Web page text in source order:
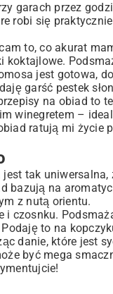
garach przez
robi się
to, co akurat
koktajlowe.
jest gotowa,
garść pestek
na obiad to
winegretem –
ratują mi życie
tak uniwersalna,
bazują na
z nutą orientu.
czosnku.
to na
danie, które jest
być mega